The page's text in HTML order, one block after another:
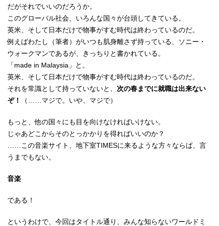
だがそれでいいのだろうか。
このグローバル社会、いろんな国々が台頭してきている。
英米、そして日本だけで物事がすむ時代は終わっているのだ。
例えばわたし（筆者）がいつも肌身離さず持っている、ソニー・
ウォークマンであるが、きっちりと書かれている。
「made in Malaysia」と。
英米、そして日本だけで物事がすむ時代は終わっているのだ。
それを常識として持っていないと、 次の春までに就職は出来ない
ぞ！
（……マジで。いや、マジで）
もっと、他の国々にも目を向けなければいけない。
じゃあどこからそのとっかかりを得ればいいのか？
……この音楽サイト、地下室TIMESに来るような方々ならば、言
うまでもない。
音楽
である！
というわけで、今回はタイトル通り、みんな知らないワールドミ